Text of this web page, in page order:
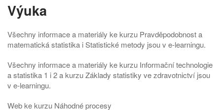
Výuka
Všechny informace a materiály ke kurzu Pravděpodobnost a
matematická statistika i Statistické metody jsou v e-learningu.
Všechny informace a materiály ke kurzu Informační technologie
a statistika 1 i 2 a kurzu Základy statistiky ve zdravotnictví jsou
v e-learningu.
Web ke kurzu Náhodné procesy